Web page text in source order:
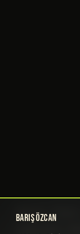
Hayaa…